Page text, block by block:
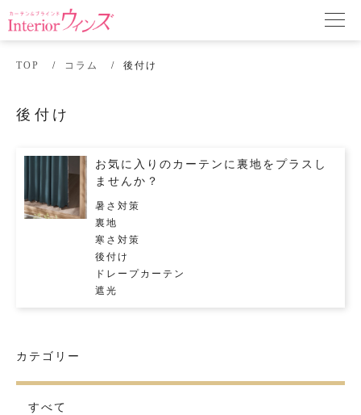
TOP コラム 後付け
後付け
お気に入りのカーテンに裏地をプラスし
ませんか？
暑さ対策
裏地
寒さ対策
後付け
ドレープカーテン
遮光
カテゴリー
すべて